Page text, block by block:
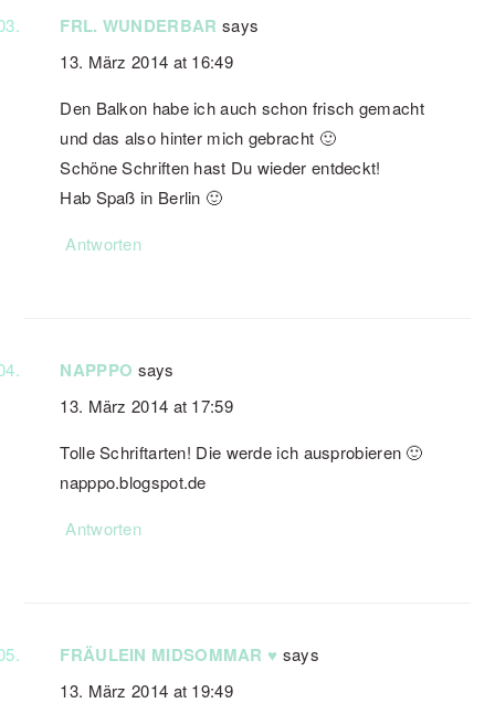
FRL. WUNDERBAR says
13. März 2014 at 16:49
Den Balkon habe ich auch schon frisch gemacht
und das also hinter mich gebracht 🙂
Schöne Schriften hast Du wieder entdeckt!
Hab Spaß in Berlin 🙂
Antworten
NAPPPO says
13. März 2014 at 17:59
Tolle Schriftarten! Die werde ich ausprobieren 🙂
napppo.blogspot.de
Antworten
FRÄULEIN MIDSOMMAR ♥ says
13. März 2014 at 19:49